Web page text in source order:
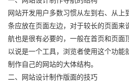
网站开发用户多数习惯从左到右、从上
条应放在页面左边，对于较长的页面来
航也是很有必要的，一般在首页和页面
以说是一个工具，浏览者使用这个功能
制作自己的网站的大体结构。
二、网站设计制作版面的技巧